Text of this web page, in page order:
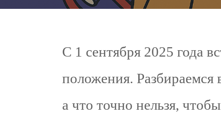
С 1 сентября 2025 года
положения. Разбираемся
а что точно нельзя,